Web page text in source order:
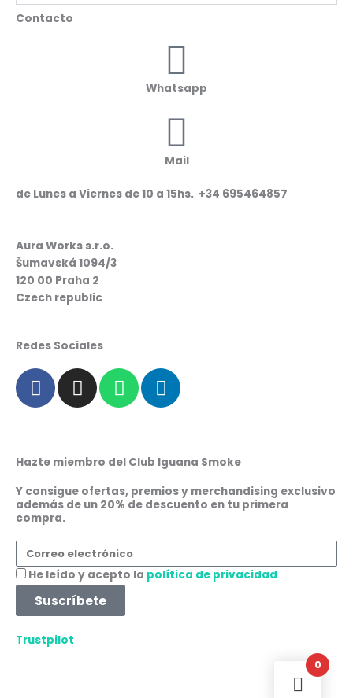
Contacto
Whatsapp
Mail
de Lunes a Viernes de 10 a 15hs. +34 695464857
Aura Works s.r.o.
Šumavská 1094/3
120 00 Praha 2
Czech republic
Redes Sociales
F
a
c
b
o
k
I
n
s
a
r
a
m
W
h
a
s
p
p
L
i
n
e
d
i
n
Hazte miembro del Club Iguana Smoke
Y consigue ofertas, premios y merchandising exclusivo
además de un 20% de descuento en tu primera
compra.
Correo
electrónico
Aceptación
He leído y acepto la política de privacidad
Suscríbete
Trustpilot
0